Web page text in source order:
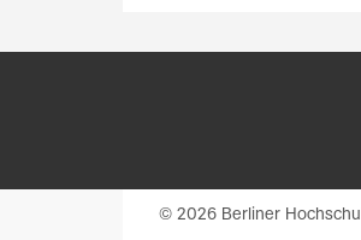
© 2026 Berliner